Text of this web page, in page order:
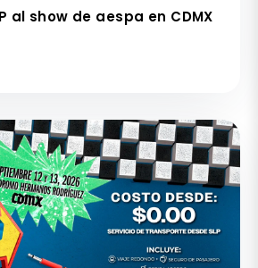
al show de aespa en CDMX